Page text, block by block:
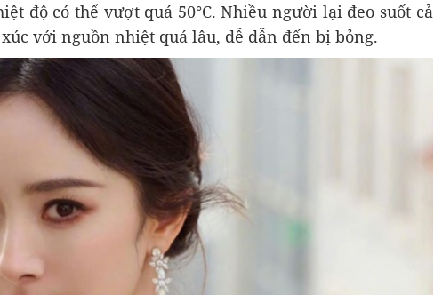
độ có thể vượt quá 50°C. Nhiều người lại đeo suốt cả
với nguồn nhiệt quá lâu, dễ dẫn đến bị bỏng.